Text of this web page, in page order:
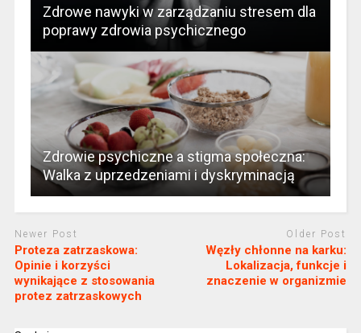
Zdrowe nawyki w zarządzaniu stresem dla
poprawy zdrowia psychicznego
Zdrowie psychiczne a stigma społeczna:
Walka z uprzedzeniami i dyskryminacją
Newer Post
Proteza zatrzaskowa:
Opinie i korzyści
wynikające z stosowania
protez zatrzaskowych
Older Post
Węzły chłonne na karku:
Lokalizacja, funkcje i
znaczenie w organizmie